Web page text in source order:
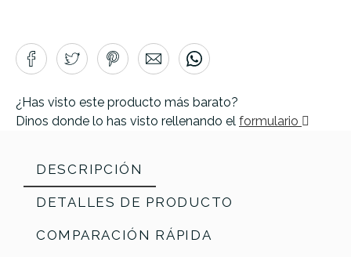
¿Has visto este producto más barato?
Dinos donde lo has visto rellenando el formulario
DESCRIPCIÓN
DETALLES DE PRODUCTO
COMPARACIÓN RÁPIDA